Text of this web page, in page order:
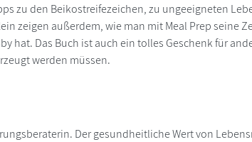
zu den Beikostreifezeichen, zu ungeeigneten
zeigen außerdem, wie man mit Meal Prep seine
hat. Das Buch ist auch ein tolles Geschenk für
werden müssen.
Der gesundheitliche Wert von